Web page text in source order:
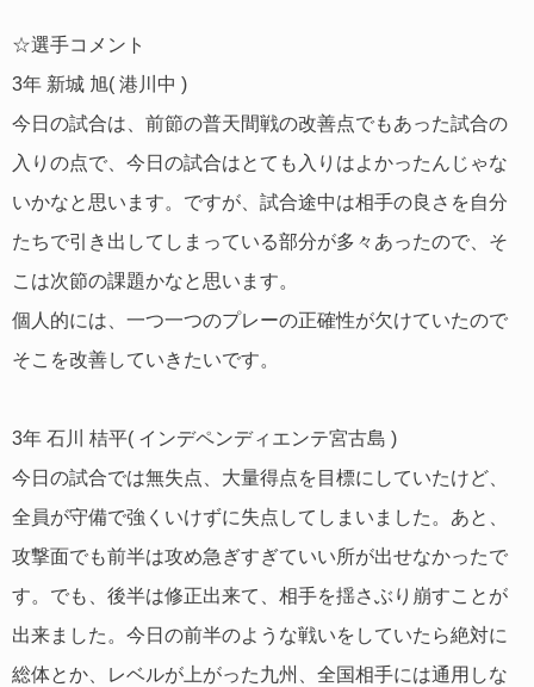
☆選手コメント
3年 新城 旭( 港川中 )
今日の試合は、前節の普天間戦の改善点でもあった試合の
入りの点で、今日の試合はとても入りはよかったんじゃな
いかなと思います。ですが、試合途中は相手の良さを自分
たちで引き出してしまっている部分が多々あったので、そ
こは次節の課題かなと思います。
個人的には、一つ一つのプレーの正確性が欠けていたので
そこを改善していきたいです。
3年 石川 桔平( インデペンディエンテ宮古島 )
今日の試合では無失点、大量得点を目標にしていたけど、
全員が守備で強くいけずに失点してしまいました。あと、
攻撃面でも前半は攻め急ぎすぎていい所が出せなかったで
す。でも、後半は修正出来て、相手を揺さぶり崩すことが
出来ました。今日の前半のような戦いをしていたら絶対に
総体とか、レベルが上がった九州、全国相手には通用しな